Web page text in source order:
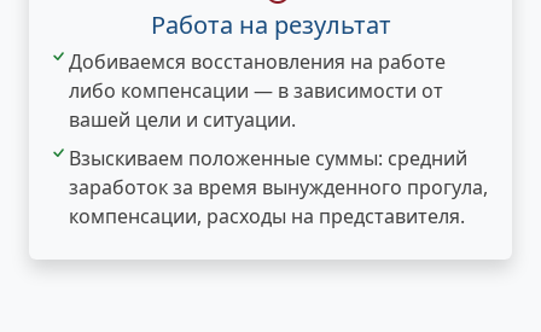
Работа на результат
Добиваемся восстановления на работе
либо компенсации — в зависимости от
вашей цели и ситуации.
Взыскиваем положенные суммы: средний
заработок за время вынужденного прогула,
компенсации, расходы на представителя.